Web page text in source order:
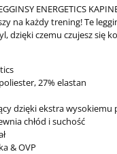
ENERGETICS
na każdy trening! Te
dzięki czemu czujesz się
27% elastan
dzięki ekstra wysokiemu
chłód i suchość
& OVP